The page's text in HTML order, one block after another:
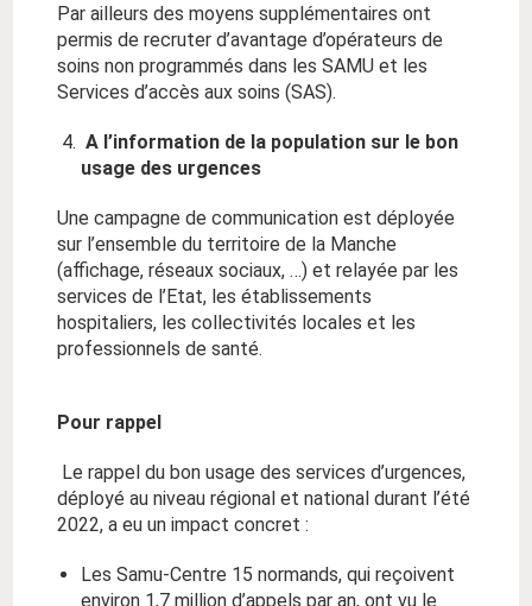
Par ailleurs des moyens supplémentaires ont
permis de recruter d’avantage d’opérateurs de
soins non programmés dans les SAMU et les
Services d’accès aux soins (SAS).
A l’information de la population sur le bon
usage des urgences
Une campagne de communication est déployée
sur l’ensemble du territoire de la Manche
(affichage, réseaux sociaux, …) et relayée par les
services de l’Etat, les établissements
hospitaliers, les collectivités locales et les
professionnels de santé.
Pour rappel
Le rappel du bon usage des services d’urgences,
déployé au niveau régional et national durant l’été
2022, a eu un impact concret :
Les Samu-Centre 15 normands, qui reçoivent
environ 1,7 million d’appels par an, ont vu le